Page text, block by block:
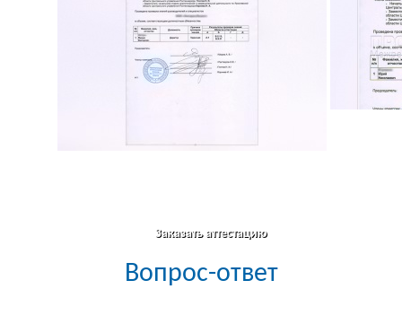
Заказать аттестацию
Вопрос-ответ